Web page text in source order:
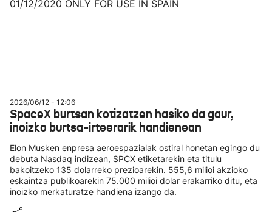
2026/06/12 - 12:06
SpaceX burtsan kotizatzen hasiko da gaur,
inoizko burtsa-irteerarik handienean
Elon Musken enpresa aeroespazialak ostiral honetan egingo du
debuta Nasdaq indizean, SPCX etiketarekin eta titulu
bakoitzeko 135 dolarreko prezioarekin. 555,6 milioi akzioko
eskaintza publikoarekin 75.000 milioi dolar erakarriko ditu, eta
inoizko merkaturatze handiena izango da.